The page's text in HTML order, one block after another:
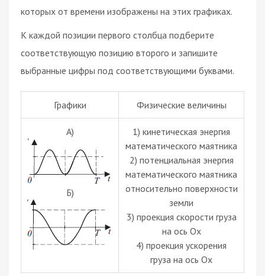
которых от времени изображены на этих графиках.
К каждой позиции первого столбца подберите
соответствующую позицию второго и запишите
выбранные цифры под соответствующими буквами.
Графики Физические величины
А)
Б)
1) кинетическая энергия
математического маятника
2) потенциальная энергия
математического маятника
относительно поверхности
земли
3) проекция скорости груза
на ось Ox
4) проекция ускорения
груза на ось Ox